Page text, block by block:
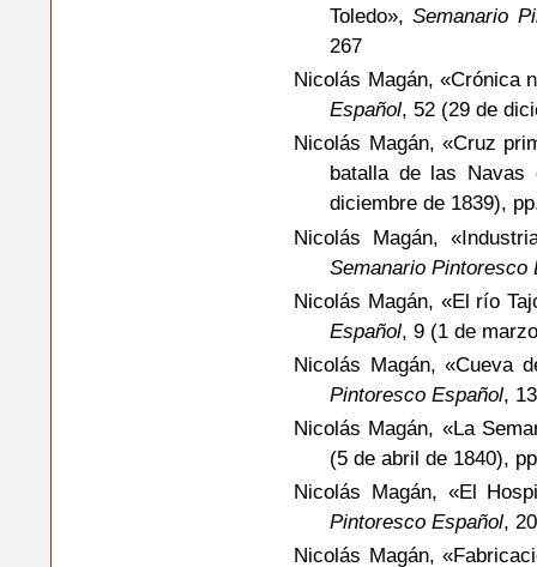
Toledo»,Semanario
267
Nicolás Magán, «Crónica
Español, 52 (29 de
Nicolás Magán, «Cruz
batalla de las Navas
diciembre de 1839),
Nicolás Magán,
Semanario Pintoresco
Nicolás Magán, «El río
Español, 9 (1 de
Nicolás Magán, «Cueva
Pintoresco Español,
Nicolás Magán, «La
(5 de abril de 1840),
Nicolás Magán, «El
Pintoresco Español,
Nicolás Magán,